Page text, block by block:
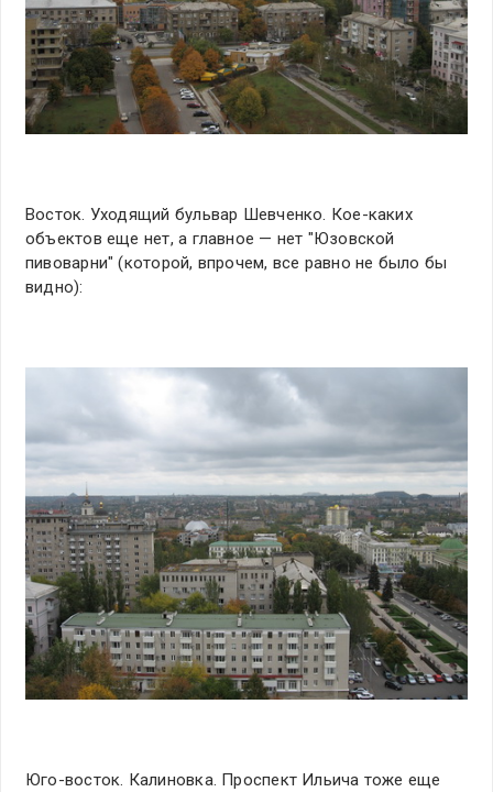
Восток. Уходящий бульвар Шевченко. Кое-каких
объектов еще нет, а главное — нет "Юзовской
пивоварни" (которой, впрочем, все равно не было бы
видно):
Юго-восток. Калиновка. Проспект Ильича тоже еще